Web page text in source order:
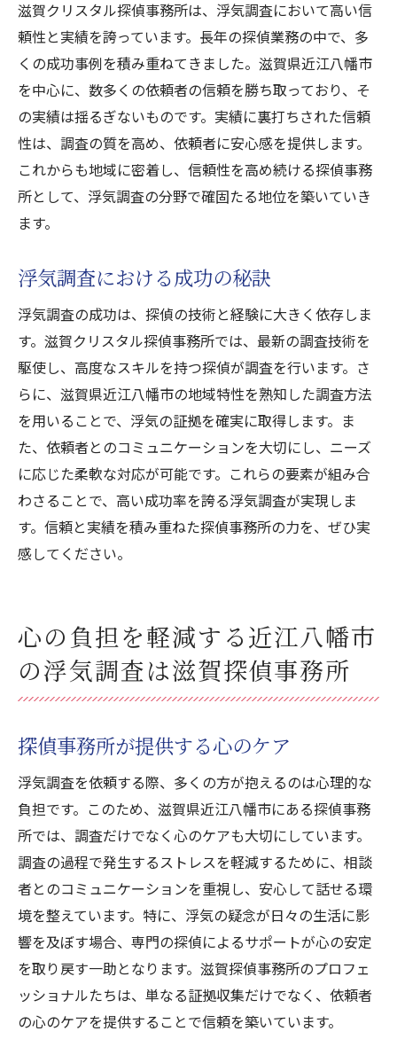
滋賀クリスタル探偵事務所は、浮気調査において高い信
頼性と実績を誇っています。長年の探偵業務の中で、多
くの成功事例を積み重ねてきました。滋賀県近江八幡市
を中心に、数多くの依頼者の信頼を勝ち取っており、そ
の実績は揺るぎないものです。実績に裏打ちされた信頼
性は、調査の質を高め、依頼者に安心感を提供します。
これからも地域に密着し、信頼性を高め続ける探偵事務
所として、浮気調査の分野で確固たる地位を築いていき
ます。
浮気調査における成功の秘訣
浮気調査の成功は、探偵の技術と経験に大きく依存しま
す。滋賀クリスタル探偵事務所では、最新の調査技術を
駆使し、高度なスキルを持つ探偵が調査を行います。さ
らに、滋賀県近江八幡市の地域特性を熟知した調査方法
を用いることで、浮気の証拠を確実に取得します。ま
た、依頼者とのコミュニケーションを大切にし、ニーズ
に応じた柔軟な対応が可能です。これらの要素が組み合
わさることで、高い成功率を誇る浮気調査が実現しま
す。信頼と実績を積み重ねた探偵事務所の力を、ぜひ実
感してください。
心の負担を軽減する近江八幡市
の浮気調査は滋賀探偵事務所
探偵事務所が提供する心のケア
浮気調査を依頼する際、多くの方が抱えるのは心理的な
負担です。このため、滋賀県近江八幡市にある探偵事務
所では、調査だけでなく心のケアも大切にしています。
調査の過程で発生するストレスを軽減するために、相談
者とのコミュニケーションを重視し、安心して話せる環
境を整えています。特に、浮気の疑念が日々の生活に影
響を及ぼす場合、専門の探偵によるサポートが心の安定
を取り戻す一助となります。滋賀探偵事務所のプロフェ
ッショナルたちは、単なる証拠収集だけでなく、依頼者
の心のケアを提供することで信頼を築いています。